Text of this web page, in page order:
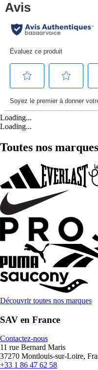
Loading...
Loading...
Toutes nos marques
Découvrir toutes nos marques
SAV en France
Contactez-nous
11 rue Bernard Maris
37270 Montlouis-sur-Loire,
+33 1 86 47 62 58